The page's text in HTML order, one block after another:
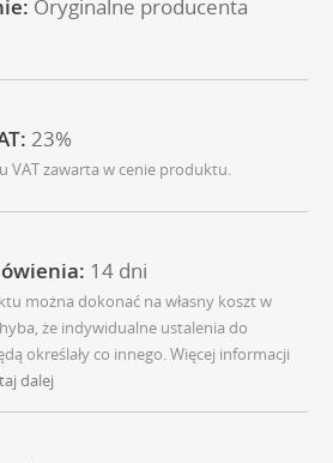
Oryginalne producenta
23%
VAT zawarta w cenie produktu.
14 dni
można dokonać na własny koszt w
że indywidualne ustalenia do
określały co innego. Więcej informacji
dalej